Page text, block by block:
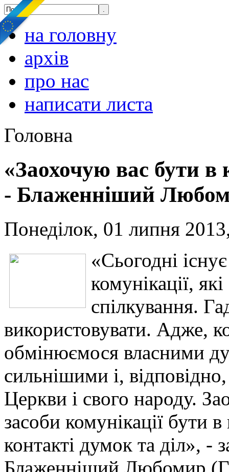
на головну
архів
про нас
написати листа
Головна
«Заохочую вас бути
- Блаженніший
Понеділок, 01 липня
«Сьогодні
комунікації,
спілкування.
використовувати. Адже,
обмінюємося власними
сильнішими і,
Церкви і свого народу.
засоби комунікації бути
контакті думок та діл», -
Блаженніший Любомир